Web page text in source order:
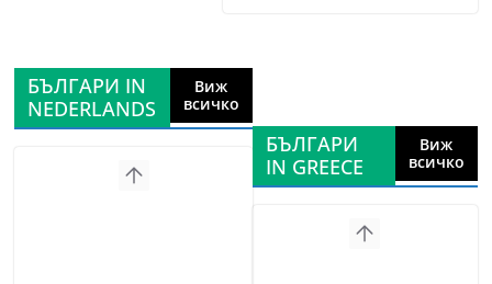
БЪЛГАРИ IN
NEDERLANDS
Виж
всичко
БЪЛГАРИ
IN GREECE
Виж
всичко